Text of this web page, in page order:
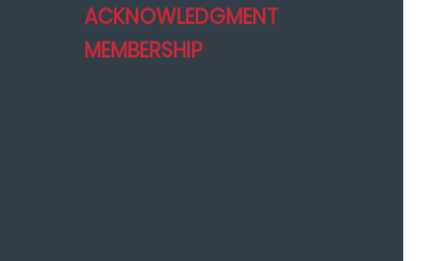
ACKNOWLEDGMENT
MEMBERSHIP